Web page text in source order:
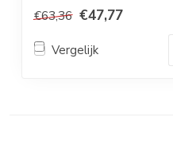
€63,36 €47,77
Vergelijk